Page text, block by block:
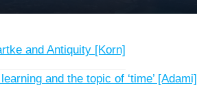
and Antiquity [Korn]
and the topic of ‘time’ [Adami]